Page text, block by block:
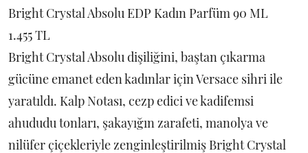
Bright Crystal Absolu EDP Kadın Parfüm 90 ML
1.455 TL
Bright Crystal Absolu dişiliğini, baştan çıkarma
gücüne emanet eden kadınlar için Versace sihri ile
yaratıldı. Kalp Notası, cezp edici ve kadifemsi
ahududu tonları, şakayığın zarafeti, manolya ve
nilüfer çiçekleriyle zenginleştirilmiş Bright Crystal